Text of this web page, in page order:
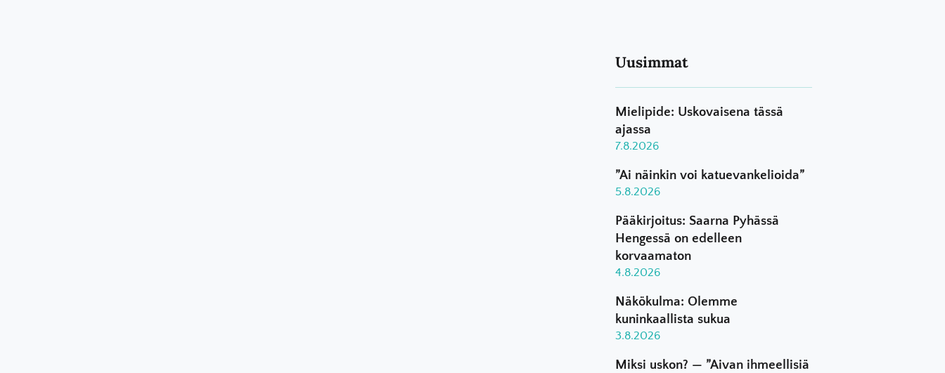
Uusimmat
Mielipide: Uskovaisena tässä
ajassa
7.8.2026
”Ai näinkin voi katuevankelioida”
5.8.2026
Pääkirjoitus: Saarna Pyhässä
Hengessä on edelleen
korvaamaton
4.8.2026
Näkökulma: Olemme
kuninkaallista sukua
3.8.2026
Miksi uskon? — ”Aivan ihmeellisiä